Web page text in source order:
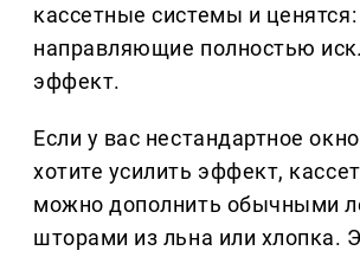
кассетные системы и ценятся:
направляющие полностью
эффект.
Если у вас нестандартное
хотите усилить эффект,
можно дополнить обычными
шторами из льна или хлопка.